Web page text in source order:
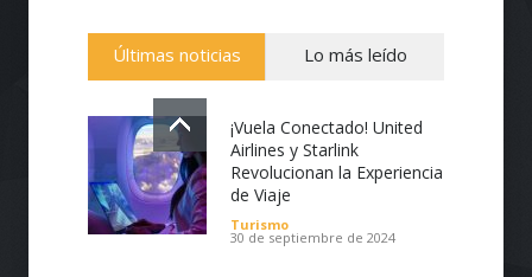
Últimas noticias Lo más leído
¡Vuela Conectado! United
Airlines y Starlink
Revolucionan la Experiencia
de Viaje
Turismo
30 de septiembre de 2024